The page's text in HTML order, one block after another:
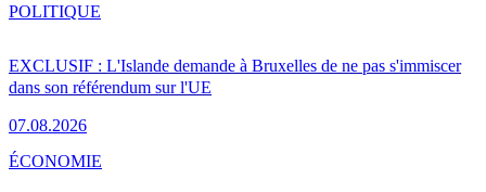
EXCLUSIF : L'Islande demande à Bruxelles de ne pas s'immiscer
dans son référendum sur l'UE
07.08.2026
POLITIQUE
ÉCONOMIE